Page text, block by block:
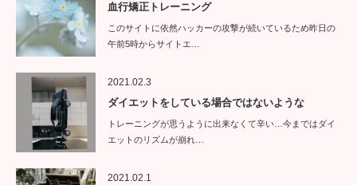
血行矯正トレーニング
このサイトに依然ハッカーの攻撃が続いているため昨日の
午前5時からサイトエ…
2021.02.3
ダイエットをしている場合ではないような
トレーニングが思うように出来なくて辛い…今まではダイ
エットのリズムが崩れ…
2021.02.1